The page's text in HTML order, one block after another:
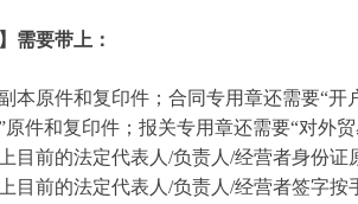
需要带上：
本原件和复印件；合同专用章还需要“
原件和复印件；报关专用章还需要“对外
目前的法定代表人/负责人/经营者身份证
目前的法定代表人/负责人/经营者签字按